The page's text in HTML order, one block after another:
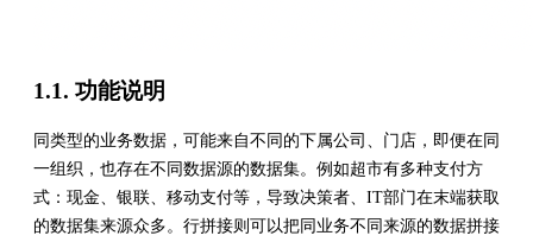
1.1. 功能说明
同类型的业务数据，可能来自不同的下属公司、门店，即便在同
一组织，也存在不同数据源的数据集。例如超市有多种支付方
式：现金、银联、移动支付等，导致决策者、IT部门在末端获取
的数据集来源众多。行拼接则可以把同业务不同来源的数据拼接